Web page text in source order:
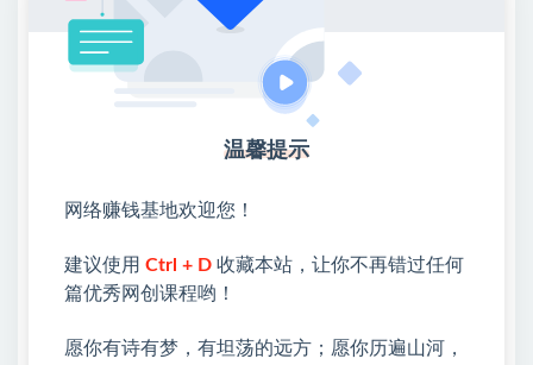
│01.手机站移动SEO优化的关键要点.mp4
│02.如何用聚合平台抢占移动排名.mp4
├─六、高阶矩阵篇：站群布阵打法
│01.如何用站群布阵打法提升流量.mp4
├─七、高阶科技篇：黑科技玩法
│02.黑帽玩法有哪些？什么是链轮、蜘蛛池？.mp4
├─八、SEO工具、网站验收清单
温馨提示
网络赚钱基地欢迎您！
建议使用 Ctrl + D 收藏本站，让你不再错过任何
篇优秀网创课程哟！
愿你有诗有梦，有坦荡的远方；愿你历遍山河，